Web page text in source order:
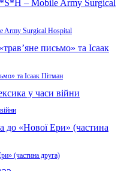
Army Surgical Hospital
та Ісаак Пітман
(частина друга)